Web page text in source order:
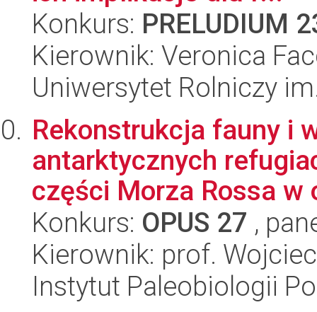
Konkurs: PRELUDIUM
Kierownik: Veronica
Uniwersytet Rolniczy
Rekonstrukcja fauny i
antarktycznych
części Morza Rossa w
Konkurs: OPUS 27 ,
Kierownik: prof.
Instytut Paleobiologii